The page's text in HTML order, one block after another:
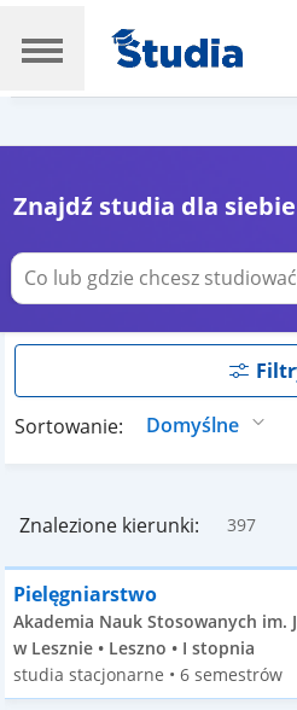
Znajdź studia dla siebie
Sortowanie:
Znalezione kierunki: 397
Pielęgniarstwo
Akademia Nauk Stosowanych im.
w Lesznie • Leszno • I stopnia
studia stacjonarne • 6 semestrów